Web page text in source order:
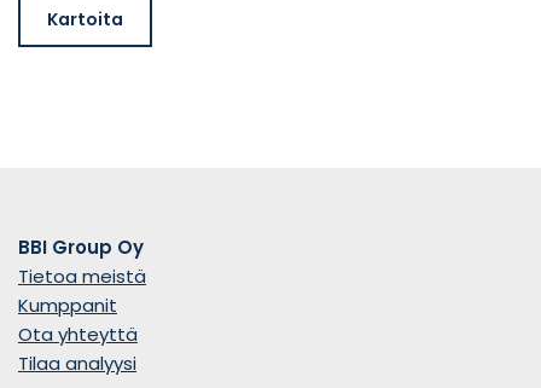
Kartoita
BBI Group Oy
Tietoa meistä
Kumppanit
Ota yhteyttä
Tilaa analyysi